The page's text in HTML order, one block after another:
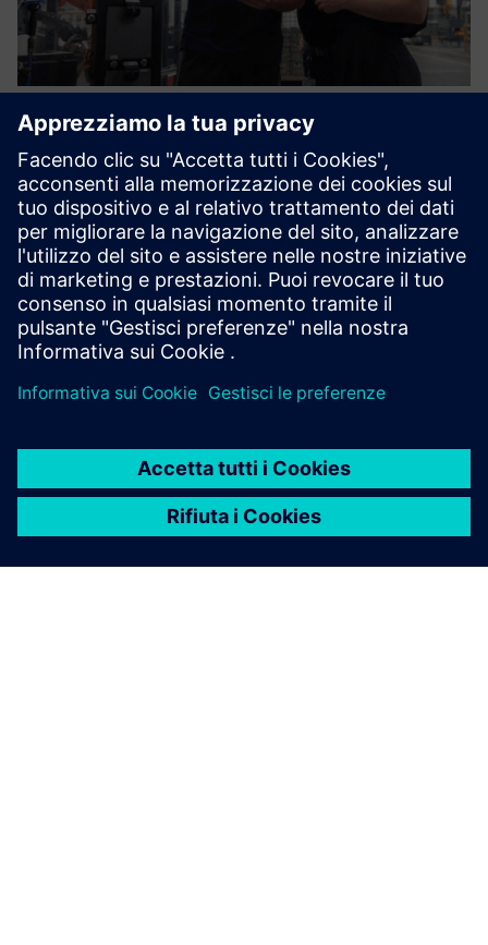
Knowledge Management-Software
for Industrial Machine Service
The world's first solution to not only manage, but
transform tribal knowledge into operational assistance and
strategic insights - in a scalable and accurate way, with its
own model-based AI
Scopri di più